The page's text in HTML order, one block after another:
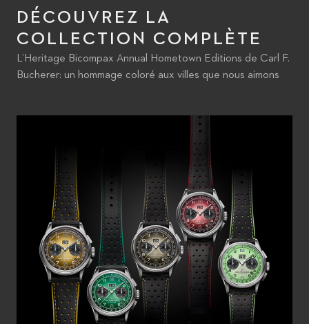
DÉCOUVREZ LA
COLLECTION COMPLÈTE
L’Heritage Bicompax Annual Hometown Editions de Carl F.
Bucherer: un hommage coloré aux villes que nous aimons